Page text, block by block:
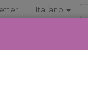
Italiano